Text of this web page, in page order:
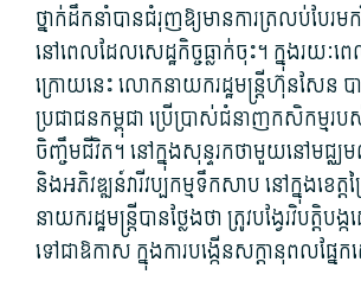
ថ្នាក់ដឹកនាំ​បាន​ជំរុញ​ឱ្យ​មានការ​ត្រលប់​បែ
នៅពេល​ដែល​សេដ្ឋកិច្ច​ធ្លាក់ចុះ។ ក្នុងរយៈព
ក្រោយ​នេះ លោកនាយក​រដ្ឋមន្រ្តី​ហ៊ុន​សែន
ប្រជាជន​កម្ពុជា ប្រើប្រាស់​ជំនាញ​កសិកម្ម​រប
ចិញ្ចឹមជីវិត។ នៅក្នុង​សុន្ទរកថា​មួយ​នៅ​មជ្ឈម
និង​អភិវឌ្ឍន៍​វារីវប្បកម្ម​ទឹកសាប នៅក្នុង​ខេត្ត
នាយក​រដ្ឋមន្រ្តី​បាន​ថ្លែង​ថា ត្រូវ​បង្វែរ​វិបត្តិ​
ទៅជា​ឱកាស ក្នុង​ការ​បង្កើន​សក្តា​នុ​ពល​ផ្នែក​